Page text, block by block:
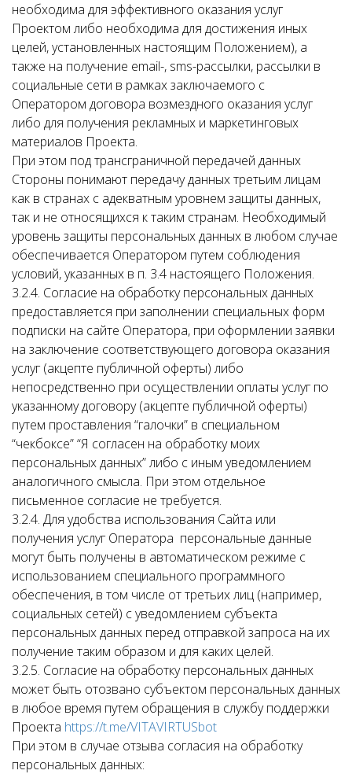
необходима для эффективного оказания услуг
Проектом либо необходима для достижения иных
целей, установленных настоящим Положением), а
также на получение email-, sms-рассылки, рассылки в
социальные сети в рамках заключаемого с
Оператором договора возмездного оказания услуг
либо для получения рекламных и маркетинговых
материалов Проекта.
При этом под трансграничной передачей данных
Стороны понимают передачу данных третьим лицам
как в странах с адекватным уровнем защиты данных,
так и не относящихся к таким странам. Необходимый
уровень защиты персональных данных в любом случае
обеспечивается Оператором путем соблюдения
условий, указанных в п. 3.4 настоящего Положения.
3.2.4. Согласие на обработку персональных данных
предоставляется при заполнении специальных форм
подписки на сайте Оператора, при оформлении заявки
на заключение соответствующего договора оказания
услуг (акцепте публичной оферты) либо
непосредственно при осуществлении оплаты услуг по
указанному договору (акцепте публичной оферты)
путем проставления “галочки” в специальном
“чекбоксе” “Я согласен на обработку моих
персональных данных” либо с иным уведомлением
аналогичного смысла. При этом отдельное
письменное согласие не требуется.
3.2.4. Для удобства использования Сайта или
получения услуг Оператора персональные данные
могут быть получены в автоматическом режиме с
использованием специального программного
обеспечения, в том числе от третьих лиц (например,
социальных сетей) с уведомлением субъекта
персональных данных перед отправкой запроса на их
получение таким образом и для каких целей.
3.2.5. Согласие на обработку персональных данных
может быть отозвано субъектом персональных данных
в любое время путем обращения в службу поддержки
Проекта https://t.me/VITAVIRTUSbot
При этом в случае отзыва согласия на обработку
персональных данных: